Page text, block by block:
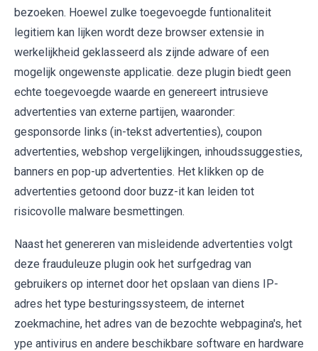
bezoeken. Hoewel zulke toegevoegde funtionaliteit
legitiem kan lijken wordt deze browser extensie in
werkelijkheid geklasseerd als zijnde adware of een
mogelijk ongewenste applicatie. deze plugin biedt geen
echte toegevoegde waarde en genereert intrusieve
advertenties van externe partijen, waaronder:
gesponsorde links (in-tekst advertenties), coupon
advertenties, webshop vergelijkingen, inhoudssuggesties,
banners en pop-up advertenties. Het klikken op de
advertenties getoond door buzz-it kan leiden tot
risicovolle malware besmettingen.
Naast het genereren van misleidende advertenties volgt
deze frauduleuze plugin ook het surfgedrag van
gebruikers op internet door het opslaan van diens IP-
adres het type besturingssysteem, de internet
zoekmachine, het adres van de bezochte webpagina's, het
ype antivirus en andere beschikbare software en hardware